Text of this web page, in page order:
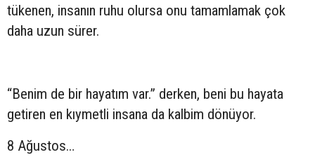
tükenen, insanın ruhu olursa onu tamamlamak çok
daha uzun sürer.
“Benim de bir hayatım var.” derken, beni bu hayata
getiren en kıymetli insana da kalbim dönüyor.
8 Ağustos…